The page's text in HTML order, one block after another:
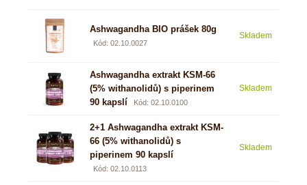
Ashwagandha BIO prášek 80g
Kód: 02.10.0027
Skladem
Ashwagandha extrakt KSM-66
(5% withanolidů) s piperinem
90 kapslí
Kód: 02.10.0100
Skladem
2+1 Ashwagandha extrakt KSM-
66 (5% withanolidů) s
piperinem 90 kapslí
Kód: 02.10.0113
Skladem